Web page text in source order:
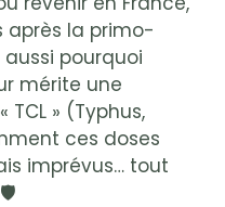
après la primo-
pourquoi
mérite une
» (Typhus,
ces doses
imprévus… tout